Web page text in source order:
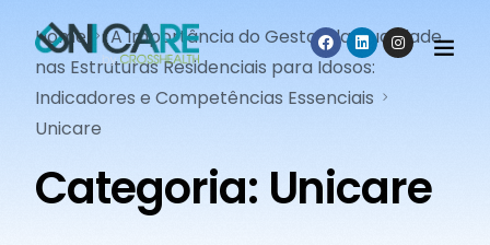
Home
A Importância do Gestor da Qualidade
nas Estruturas Residenciais para Idosos:
Indicadores e Competências Essenciais
Unicare
Categoria: Unicare